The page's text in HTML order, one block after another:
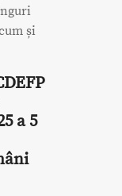
și
a 5